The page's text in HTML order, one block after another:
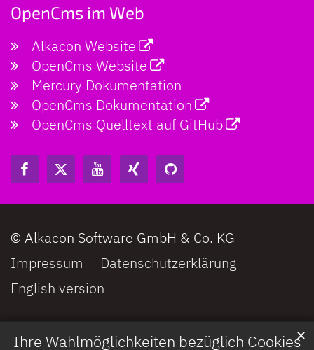
Ihre Wahlmöglichkeiten bezüglich Cookies✕
OpenCms im Web
Alkacon Website
OpenCms Website
Mercury Dokumentation
OpenCms Dokumentation
OpenCms Quelltext auf GitHub
© Alkacon Software GmbH & Co. KG
Impressum
Datenschutzerklärung
English version